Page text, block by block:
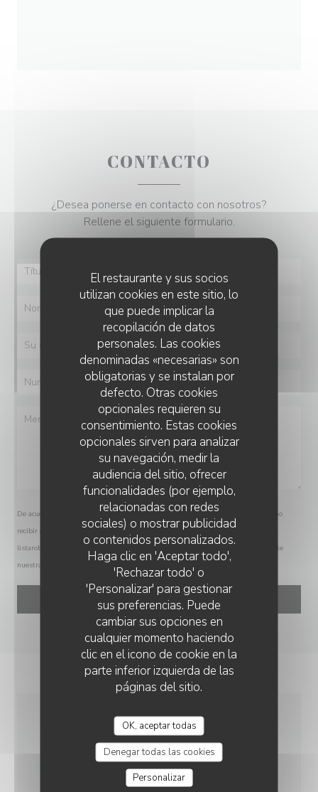
El restaurante y sus socios
utilizan cookies en este sitio, lo
que puede implicar la
recopilación de datos
personales. Las cookies
denominadas «necesarias» son
obligatorias y se instalan por
defecto. Otras cookies
opcionales requieren su
consentimiento. Estas cookies
opcionales sirven para analizar
su navegación, medir la
audiencia del sitio, ofrecer
funcionalidades (por ejemplo,
relacionadas con redes
sociales) o mostrar publicidad
o contenidos personalizados.
Haga clic en 'Aceptar todo',
'Rechazar todo' o
'Personalizar' para gestionar
sus preferencias. Puede
cambiar sus opciones en
cualquier momento haciendo
clic en el icono de cookie en la
parte inferior izquierda de las
páginas del sitio.
OK, aceptar todas
Denegar todas las cookies
Personalizar
CONTACTO
¿Desea ponerse en contacto con nosotros?
Rellene el siguiente formulario.
De acuerdo con la normativa de protección de datos, puede ejercer su derecho a no
recibir comunicaciones comerciales inscribiéndose en la Lista Robinson:
listarobinson.es
. Para más información sobre el tratamiento de sus datos, consulte
nuestra
política de privacidad
INFORMACIÓN
GENERAL
GA JEONG JIP - 가정집